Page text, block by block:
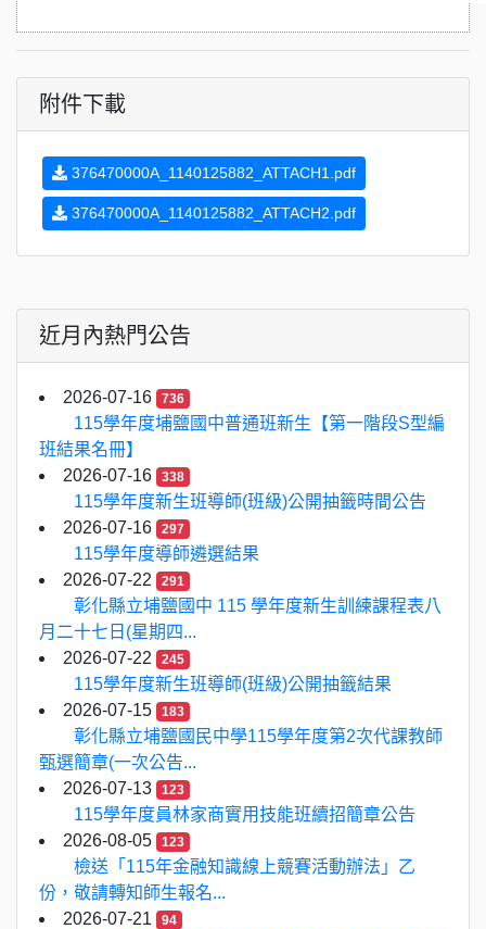
附件下載
376470000A_1140125882_ATTACH1.pdf
376470000A_1140125882_ATTACH2.pdf
近月內熱門公告
2026-07-16 736
115學年度埔鹽國中普通班新生【第一階段S型編
班結果名冊】
2026-07-16
338
115學年度新生班導師(班級)公開抽籤時間公告
2026-07-16
297
115學年度導師遴選結果
2026-07-22
291
彰化縣立埔鹽國中 115 學年度新生訓練課程表八
月二十七日(星期四...
2026-07-22
245
115學年度新生班導師(班級)公開抽籤結果
2026-07-15
183
彰化縣立埔鹽國民中學115學年度第2次代課教師
甄選簡章(一次公告...
2026-07-13
123
115學年度員林家商實用技能班續招簡章公告
2026-08-05
123
檢送「115年金融知識線上競賽活動辦法」乙
份，敬請轉知師生報名...
2026-07-21
94